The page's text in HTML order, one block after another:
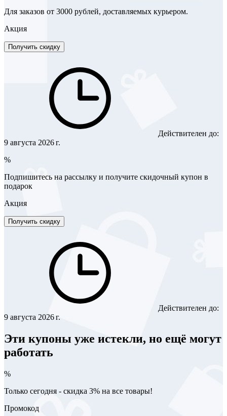
Для заказов от 3000 рублей, доставляемых курьером.
Акция
Получить скидку
Действителен до:
9 августа 2026 г.
%
Подпишитесь на рассылку и получите скидочный купон в
подарок
Акция
Получить скидку
Действителен до:
9 августа 2026 г.
Эти купоны уже истекли, но ещё могут
работать
%
Только сегодня - скидка 3% на все товары!
Промокод